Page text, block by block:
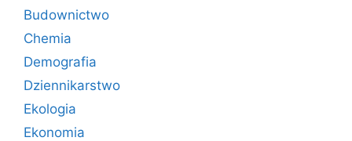
Budownictwo
Chemia
Demografia
Dziennikarstwo
Ekologia
Ekonomia